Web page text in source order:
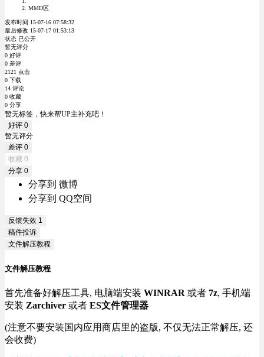
MMD区
发布时间 15-07-16 07:58:32
最后修改 15-07-17 01:53:13
状态 已公开
暂无评分
0 好评
0 差评
2121 点击
0 下载
14 评论
0 收藏
0 分享
暂无标签，快来帮UP主补充吧！
好评 0
暂无评分
差评 0
收藏 0
分享 0
分享到 微博
分享到 QQ空间
反馈失效 1
稿件投诉
文件解压教程
文件解压教程
首先准备好解压工具, 电脑端安装 WINRAR 或者 7z, 手机端
安装 Zarchiver 或者 ES文件管理器
(注意不要安装国内应用商店里的盗版, 不仅无法正常解压, 还
会收费)